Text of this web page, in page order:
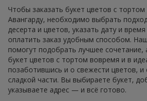
Чтобы заказать букет цветов с тортом
Авангарду, необходимо выбрать
десерта и цветов, указать дату и
оплатить заказ удобным способом.
помогут подобрать лучшее сочетание,
букет цветов с тортом вовремя и в
позаботившись и о свежести цветов, и
сладкой части. Вы выбираете букет,
указываете адрес — и всё готово.